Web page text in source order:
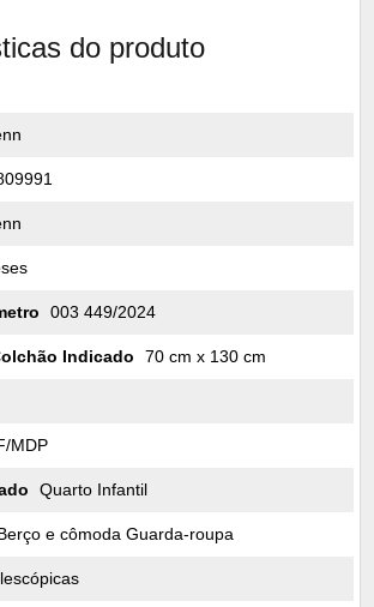
do produto
003 449/2024
Indicado 70 cm x 130 cm
MDP
Quarto Infantil
e cômoda Guarda-roupa